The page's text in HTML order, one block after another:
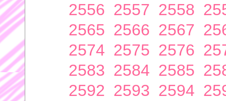
2556 2557 2558
2565 2566 2567
2574 2575 2576
2583 2584 2585
2592 2593 2594